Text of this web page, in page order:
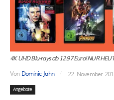
4K UHD Blu-rays ab 12.97 Euro! NUR
Von Dominic Jahn 22. November
Angebote